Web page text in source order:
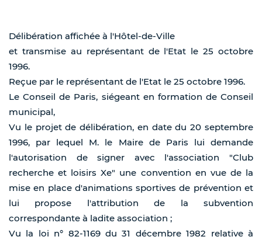
Délibération affichée à l'Hôtel-de-Ville
et transmise au représentant de l'Etat le 25 octobre
1996.
Reçue par le représentant de l'Etat le 25 octobre 1996.
Le Conseil de Paris, siégeant en formation de Conseil
municipal,
Vu le projet de délibération, en date du 20 septembre
1996, par lequel M. le Maire de Paris lui demande
l'autorisation de signer avec l'association "Club
recherche et loisirs Xe" une convention en vue de la
mise en place d'animations sportives de prévention et
lui propose l'attribution de la subvention
correspondante à ladite association ;
Vu la loi n° 82-1169 du 31 décembre 1982 relative à